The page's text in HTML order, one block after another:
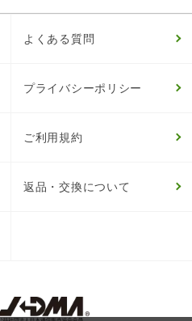
よくある質問
プライバシーポリシー
ご利用規約
返品・交換について